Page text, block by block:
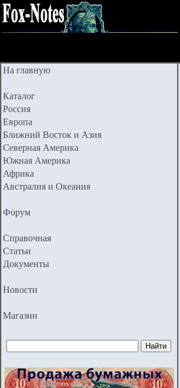
На главную
Каталог
Россия
Европа
Ближний Восток и Азия
Северная Америка
Южная Америка
Африка
Австралия и Океания
Форум
Справочная
Статьи
Документы
Новости
Магазин